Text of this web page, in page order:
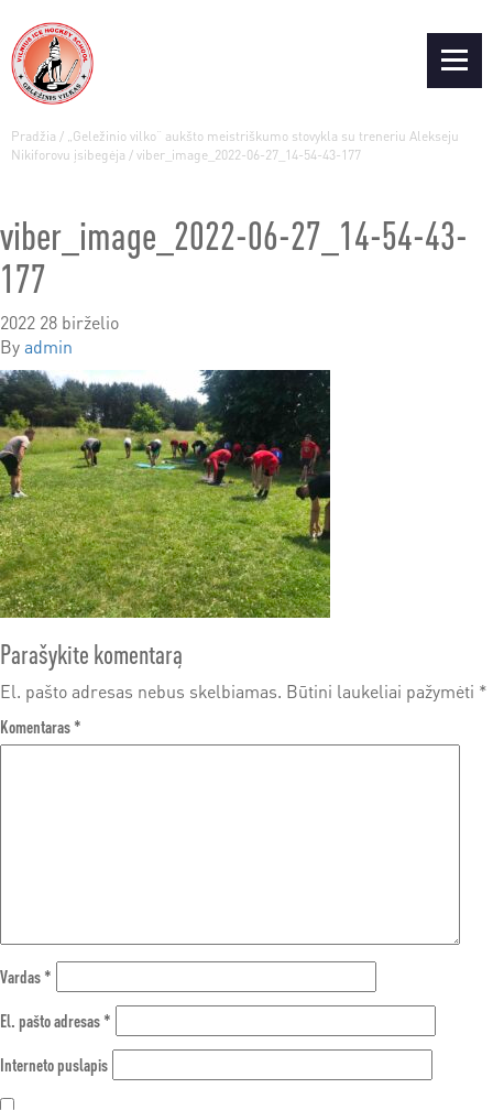
Pradžia / „Geležinio vilko“ aukšto meistriškumo stovykla su treneriu Alekseju
Nikiforovu įsibegėja / viber_image_2022-06-27_14-54-43-177
viber_image_2022-06-27_14-54-43-
177
2022 28 birželio
Byadmin
Parašykite komentarą
El. pašto adresas nebus skelbiamas. Būtini laukeliai pažymėti *
Komentaras*
Vardas*
El. pašto adresas*
Interneto puslapis